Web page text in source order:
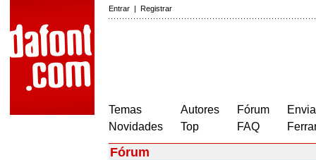
Entrar | Registrar
Temas
Novidades
Autores
Top
Fórum
FAQ
Fórum